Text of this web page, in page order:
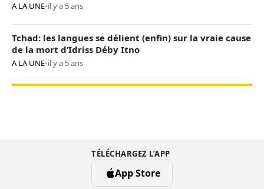
A LA UNE•il y a 5 ans
Tchad: les langues se délient (enfin) sur la vraie cause
de la mort d’Idriss Déby Itno
A LA UNE•il y a 5 ans
TÉLÉCHARGEZ L’APP
App Store